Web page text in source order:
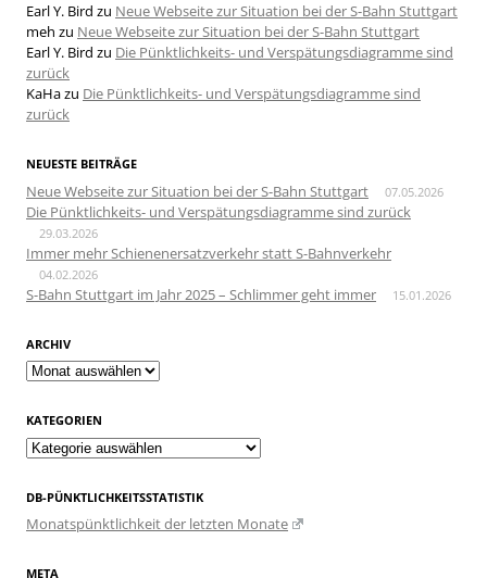
Earl Y. Bird zu Neue Webseite zur Situation bei der S-Bahn Stuttgart
meh zu Neue Webseite zur Situation bei der S-Bahn Stuttgart
Earl Y. Bird zu Die Pünktlichkeits- und Verspätungsdiagramme sind
zurück
KaHazu Die Pünktlichkeits- und Verspätungsdiagramme sind
zurück
NEUESTE BEITRÄGE
Neue Webseite zur Situation bei der S-Bahn Stuttgart 07.05.2026
Die Pünktlichkeits- und Verspätungsdiagramme sind zurück
29.03.2026
Immer mehr Schienenersatzverkehr statt S-Bahnverkehr
04.02.2026
S-Bahn Stuttgart im Jahr 2025 – Schlimmer geht immer 15.01.2026
ARCHIV
Archiv
KATEGORIEN
Kategorien
DB-PÜNKTLICHKEITSSTATISTIK
Monatspünktlichkeit der letzten Monate
META